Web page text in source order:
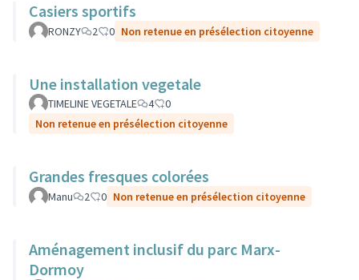
Casiers sportifs
RONZY 2 0 Non retenue en présélection citoyenne
Une installation vegetale
TIMELINE VEGETALE 4
0
Non retenue en présélection citoyenne
Grandes fresques colorées
Manu 2 0 Non retenue en présélection citoyenne
Aménagement inclusif du parc Marx-
Dormoy